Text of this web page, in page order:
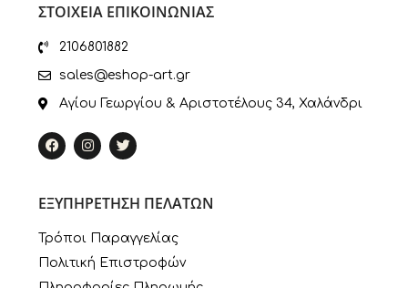
ΣΤΟΙΧΕΙΑ ΕΠΙΚΟΙΝΩΝΙΑΣ
2106801882
sales@eshop-art.gr
Αγίου Γεωργίου & Αριστοτέλους 34, Χαλάνδρι
ΕΞΥΠΗΡΕΤΗΣΗ ΠΕΛΑΤΩΝ
Τρόποι Παραγγελίας
Πολιτική Επιστροφών